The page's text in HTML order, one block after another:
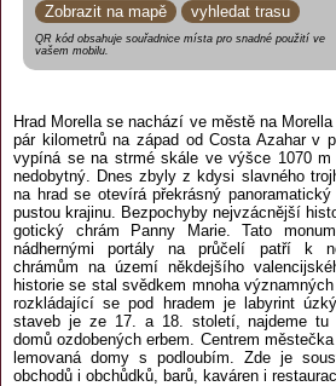
Zobrazit na mapě
vyhledat trasu
QR kód obsahuje souřadnice místa pro snadné použití ve
vašem mobilu.
Hrad Morella se nachází ve městě na
pár kilometrů na západ od Costa Azahar v
vypíná se na strmé skále ve výšce 1070
nedobytný. Dnes zbyly z kdysi slavného
na hrad se otevírá překrásný
pustou krajinu. Bezpochyby nejvzácnější
gotický chrám Panny Marie. Tato
nádhernými portály na průčelí patří k
chrámům na území někdejšího
historie se stal svědkem mnoha
rozkládající se pod hradem je labyrint
staveb je ze 17. a 18. století, najdeme tu
domů ozdobených erbem. Centrem
lemovaná domy s podloubím. Zde je
obchodů i obchůdků, barů, kaváren i